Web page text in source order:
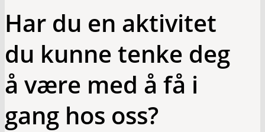
Har du en aktivitet
du kunne tenke deg
å være med å få i
gang hos oss?